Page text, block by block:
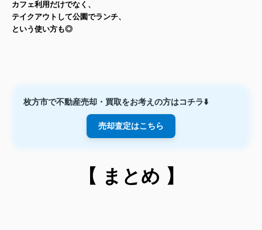
カフェ利用だけでなく、
テイクアウトして公園でランチ、
という使い方も◎
枚方市で不動産売却・買取をお考えの方はコチラ⬇️
売却査定はこちら
【 まとめ 】